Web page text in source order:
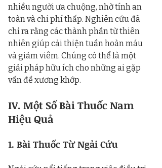
nhiều người ưa chuộng, nhờ tính an
toàn và chi phí thấp. Nghiên cứu đã
chỉ ra rằng các thành phần từ thiên
nhiên giúp cải thiện tuần hoàn máu
và giảm viêm. Chúng có thể là một
giải pháp hữu ích cho những ai gặp
vấn đề xương khớp.
IV. Một Số Bài Thuốc Nam
Hiệu Quả
1. Bài Thuốc Từ Ngải Cứu